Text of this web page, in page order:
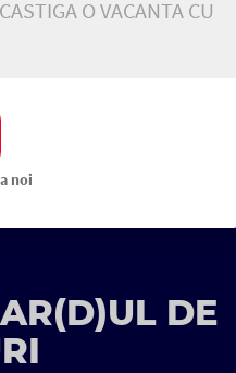
O VACANTA CU
noi
DE